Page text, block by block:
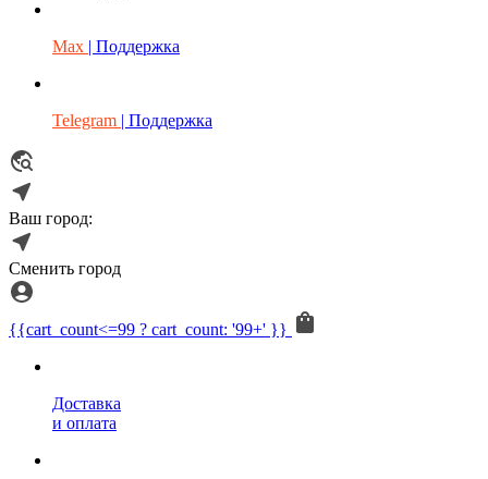
Max | Поддержка
Telegram | Поддержка
Ваш город:
Сменить город
{{cart_count<=99 ? cart_count: '99+' }}
Доставка
и оплата